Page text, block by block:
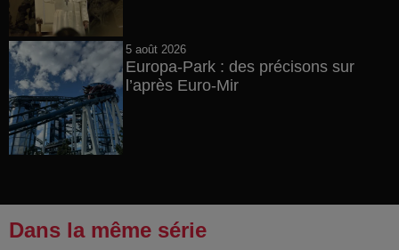
5 août 2026
Europa-Park : des précisons sur
l’après Euro-Mir
Dans la même série